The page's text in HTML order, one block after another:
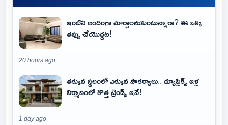
ఇంటిని అందంగా మార్చాలనుకుంటున్నారా? ఈ ఒక్క
తప్పు చేయొద్దట!
20 hours ago
తక్కువ స్థలంలో ఎక్కువ సౌకర్యాలు.. డ్యూప్లెక్స్ ఇళ్ల
నిర్మాణంలో కొత్త ట్రెండ్స్ ఇవే!
1 day ago